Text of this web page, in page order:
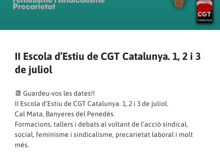
II Escola d’Estiu de CGT Catalunya. 1, 2 i 3
de juliol
📆 Guardeu-vos les dates!!
II Escola d’Estiu de CGT Catalunya. 1, 2 i 3 de juliol.
Cal Mata, Banyeres del Penedès.
Formacions, tallers i debats al voltant de l’acció sindical,
social, feminisme i sindicalisme, precarietat laboral i molt
més.